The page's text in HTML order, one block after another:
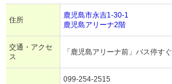
住所
鹿児島市永吉1-30-1
鹿児島アリーナ2階
交通・アクセ
ス
「鹿児島アリーナ前」バス停すぐ
099-254-2515